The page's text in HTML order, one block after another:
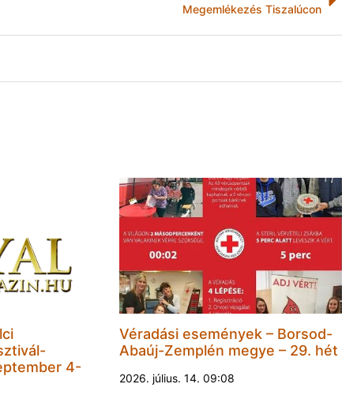
Megemlékezés Tiszalúcon
4-
Véradási események – Borsod-
Abaúj-Zemplén megye – 29. hét
2026. július. 14. 09:08